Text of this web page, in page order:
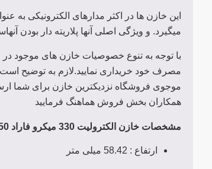
این خازن ها در اکثر مدارهای الکترونیکی به
میگیرد. و ویژگی اصلی آنها پلاریته دار بودن
با توجه به تنوع خصوصیات خازن های موجود
مصرف خود خریداری نمایید.لازم به توضیح
موجوی فروشگاه نزدیکترین خازن برای شما
همکاران بخش فروش هماهنگ فرمایید
مشخصات خازن الکترولیت 330 میکرو فاراد 450 ولت ساخت نیچیکون چین
ارتفاع : 58.42 میلی متر